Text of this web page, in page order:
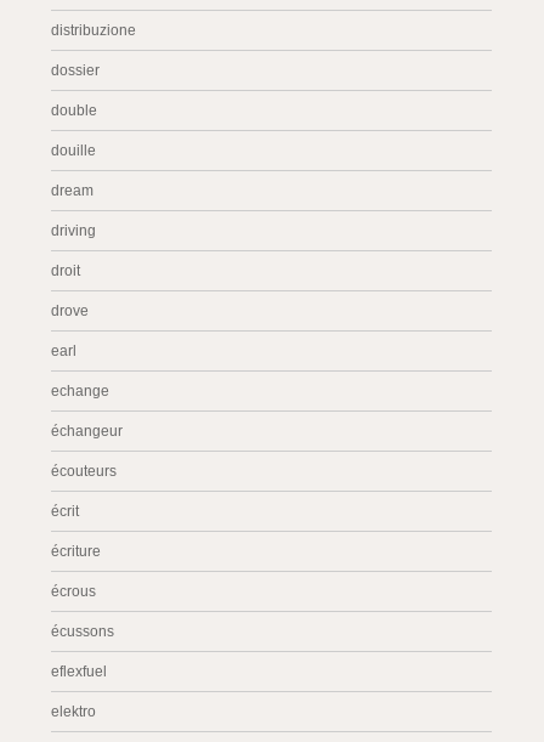
distribuzione
dossier
double
douille
dream
driving
droit
drove
earl
echange
échangeur
écouteurs
écrit
écriture
écrous
écussons
eflexfuel
elektro